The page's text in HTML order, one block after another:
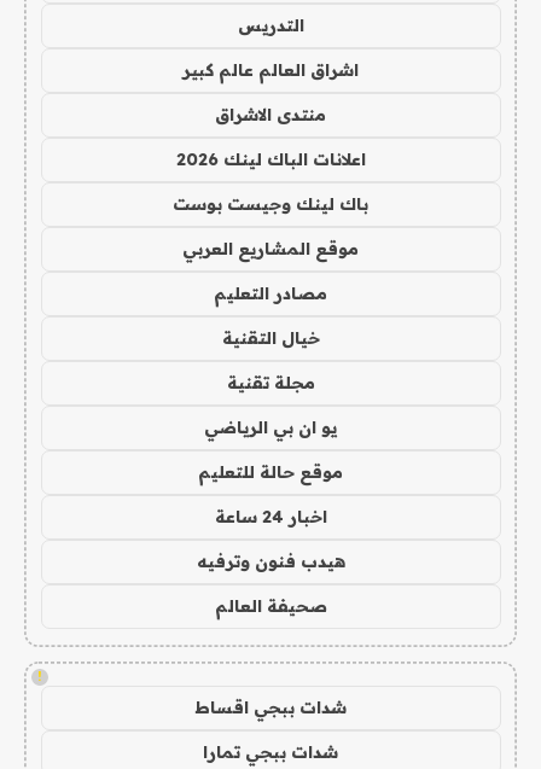
التدريس
اشراق العالم عالم كبير
منتدى الاشراق
اعلانات الباك لينك 2026
باك لينك وجيست بوست
موقع المشاريع العربي
مصادر التعليم
خيال التقنية
مجلة تقنية
يو ان بي الرياضي
موقع حالة للتعليم
اخبار 24 ساعة
هيدب فنون وترفيه
صحيفة العالم
!
شدات ببجي اقساط
شدات ببجي تمارا